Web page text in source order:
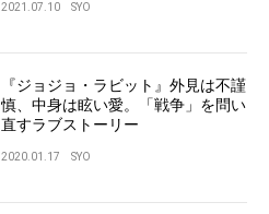
2021.07.10 SYO
『ジョジョ・ラビット』外見は不謹
慎、中身は眩い愛。「戦争」を問い
直すラブストーリー
2020.01.17 SYO